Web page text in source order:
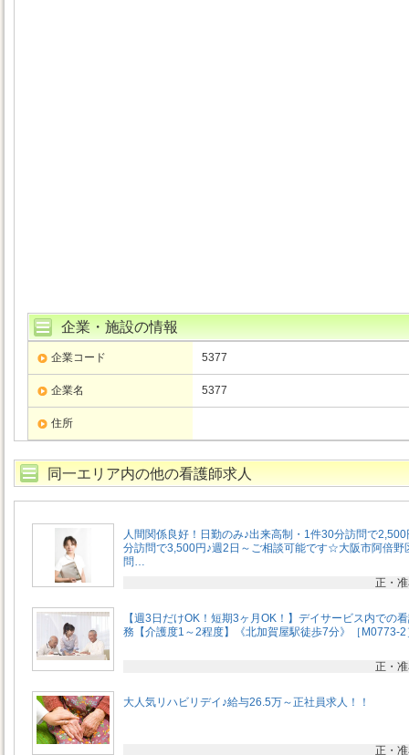
企業・施設の情報
企業コード 5377
企業名 5377
住所
同一エリア内の他の看護師求人
人間関係良好！日勤のみ♪出来高制・1件30分訪問で
分訪問で3,500円♪週2日～ご相談可能です☆大阪市阿倍野
問…
正・
【週3日だけOK！短期3ヶ月OK！】デイサービス内での
務【介護度1～2程度】《北加賀屋駅徒歩7分》［M0773-2
正・
大人気リハビリデイ♪給与26.5万～正社員求人！！
正・